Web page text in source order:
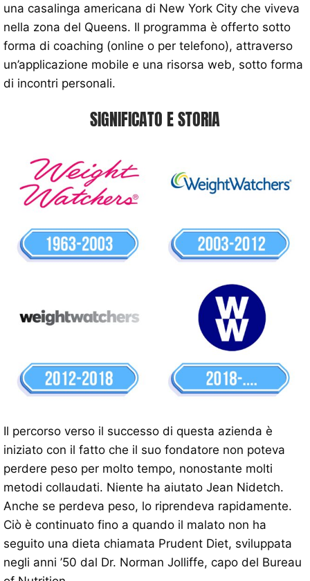
una casalinga americana di New York City che viveva
nella zona del Queens. Il programma è offerto sotto
forma di coaching (online o per telefono), attraverso
un’applicazione mobile e una risorsa web, sotto forma
di incontri personali.
SIGNIFICATO E STORIA
Il percorso verso il successo di questa azienda è
iniziato con il fatto che il suo fondatore non poteva
perdere peso per molto tempo, nonostante molti
metodi collaudati. Niente ha aiutato Jean Nidetch.
Anche se perdeva peso, lo riprendeva rapidamente.
Ciò è continuato fino a quando il malato non ha
seguito una dieta chiamata Prudent Diet, sviluppata
negli anni ’50 dal Dr. Norman Jolliffe, capo del Bureau